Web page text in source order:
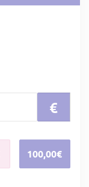
€
100,00€